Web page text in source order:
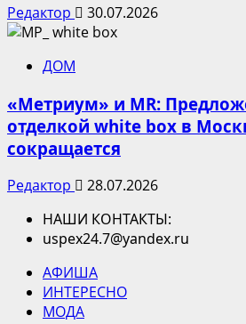
Редактор 30.07.2026
ДОМ
«Метриум» и MR:
отделкой white box в
сокращается
Редактор
28.07.2026
НАШИ КОНТАКТЫ:
uspex24.7@yandex.ru
АФИША
ИНТЕРЕСНО
МОДА